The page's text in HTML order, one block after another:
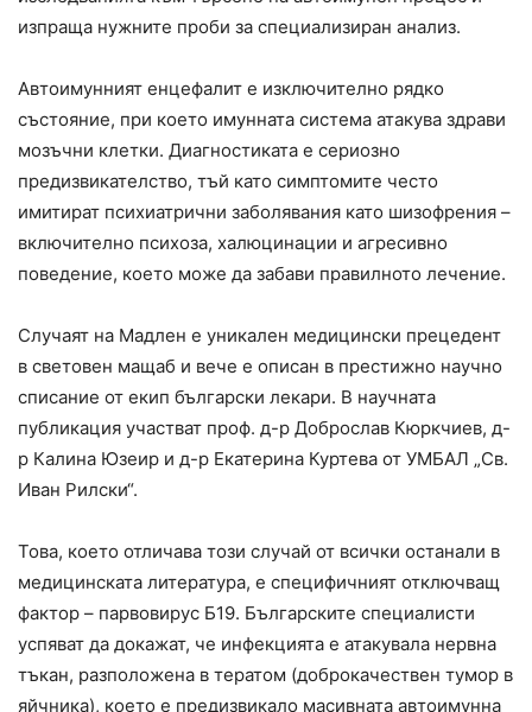
изпраща нужните проби за специализиран анализ.
Автоимунният енцефалит е изключително рядко
състояние, при което имунната система атакува здрави
мозъчни клетки. Диагностиката е сериозно
предизвикателство, тъй като симптомите често
имитират психиатрични заболявания като шизофрения –
включително психоза, халюцинации и агресивно
поведение, което може да забави правилното лечение.
Случаят на Мадлен е уникален медицински прецедент
в световен мащаб и вече е описан в престижно научно
списание от екип български лекари. В научната
публикация участват проф. д-р Доброслав Кюркчиев, д-
р Калина Юзеир и д-р Екатерина Куртева от УМБАЛ „Св.
Иван Рилски“.
Това, което отличава този случай от всички останали в
медицинската литература, е специфичният отключващ
фактор – парвовирус Б19. Българските специалисти
успяват да докажат, че инфекцията е атакувала нервна
тъкан, разположена в тератом (доброкачествен тумор в
яйчника), което е предизвикало масивната автоимунна